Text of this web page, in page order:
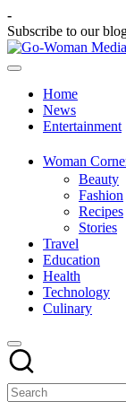
Skip
to
content
-
Subscribe to our
Portal
Untuk
Wanita
Indonesia
Home
News
Entertainment
Woman
Beauty
Fashion
Recipes
Stories
Travel
Education
Health
Technology
Culinary